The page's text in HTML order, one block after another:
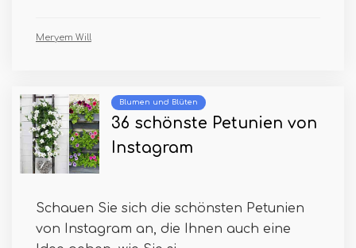
Meryem Will
Blumen und Blüten
36 schönste Petunien von
Instagram
Schauen Sie sich die schönsten Petunien
von Instagram an, die Ihnen auch eine